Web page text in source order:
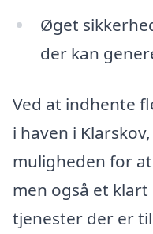
Øget
der kan
Ved at indhente
i haven i
muligheden for
men også et
tjenester der er